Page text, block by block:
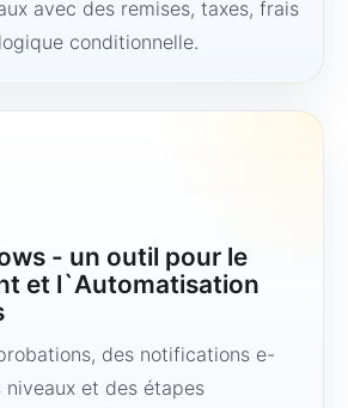
avec des remises, taxes, frais
conditionnelle.
- un outil pour le
et l`Automatisation
des notifications e-
niveaux et des étapes